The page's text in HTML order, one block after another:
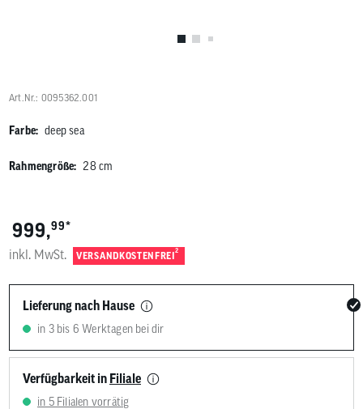
Art.Nr.: 0095362.001
Farbe: deep sea
Rahmengröße: 28 cm
999,99*
inkl. MwSt. VERSANDKOSTENFREI2
Lieferung nach Hause
in 3 bis 6 Werktagen bei dir
Verfügbarkeit in Filiale
in 5 Filialen vorrätig